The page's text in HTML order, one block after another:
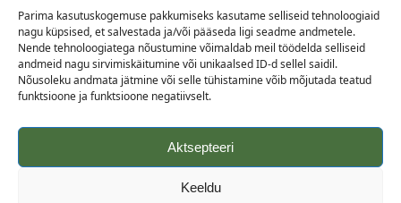
Parima kasutuskogemuse pakkumiseks kasutame selliseid tehnoloogiaid
nagu küpsised, et salvestada ja/või pääseda ligi seadme andmetele.
Nende tehnoloogiatega nõustumine võimaldab meil töödelda selliseid
andmeid nagu sirvimiskäitumine või unikaalsed ID-d sellel saidil.
Nõusoleku andmata jätmine või selle tühistamine võib mõjutada teatud
funktsioone ja funktsioone negatiivselt.
Aktsepteeri
Keeldu
Kontaktid
Abi
TEAVE OSTJALE
Tarnetingimused
Tingimused
Veebikaart